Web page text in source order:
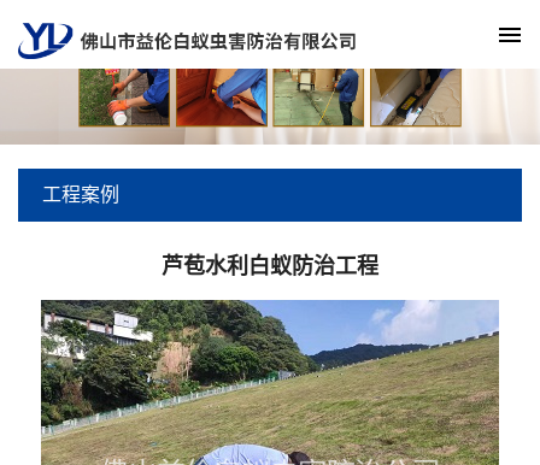
工程案例
芦苞水利白蚁防治工程